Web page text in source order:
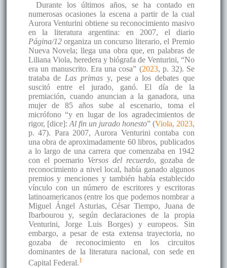
Durante los últimos años, se ha contado en
numerosas ocasiones la escena a partir de la cual
Aurora Venturini obtiene su reconocimiento masivo
en la literatura argentina: en 2007, el diario
Página/12organiza un concurso literario, el Premio
Nueva Novela; llega una obra que, en palabras de
Liliana Viola, heredera y biógrafa de Venturini, “No
era un manuscrito. Era una cosa” (2023, p. 32). Se
trataba de Las primas y, pese a los debates que
suscitó entre el jurado, ganó. El día de la
premiación, cuando anuncian a la ganadora, una
mujer de 85 años sube al escenario, toma el
micrófono “y en lugar de los agradecimientos de
rigor, [dice]: Al fin un jurado honesto” (Viola, 2023,
p. 47). Para 2007, Aurora Venturini contaba con
una obra de aproximadamente 60 libros, publicados
a lo largo de una carrera que comenzaba en 1942
con el poemario Versos del recuerdo, gozaba de
reconocimiento a nivel local, había ganado algunos
premios y menciones y también había establecido
vínculo con un número de escritores y escritoras
latinoamericanos (entre los que podemos nombrar a
Miguel Ángel Asturias, César Tiempo, Juana de
Ibarbourou y, según declaraciones de la propia
Venturini, Jorge Luis Borges) y europeos. Sin
embargo, a pesar de esta extensa trayectoria, no
gozaba de reconocimiento en los circuitos
dominantes de la literatura nacional, con sede en
Capital Federal.1